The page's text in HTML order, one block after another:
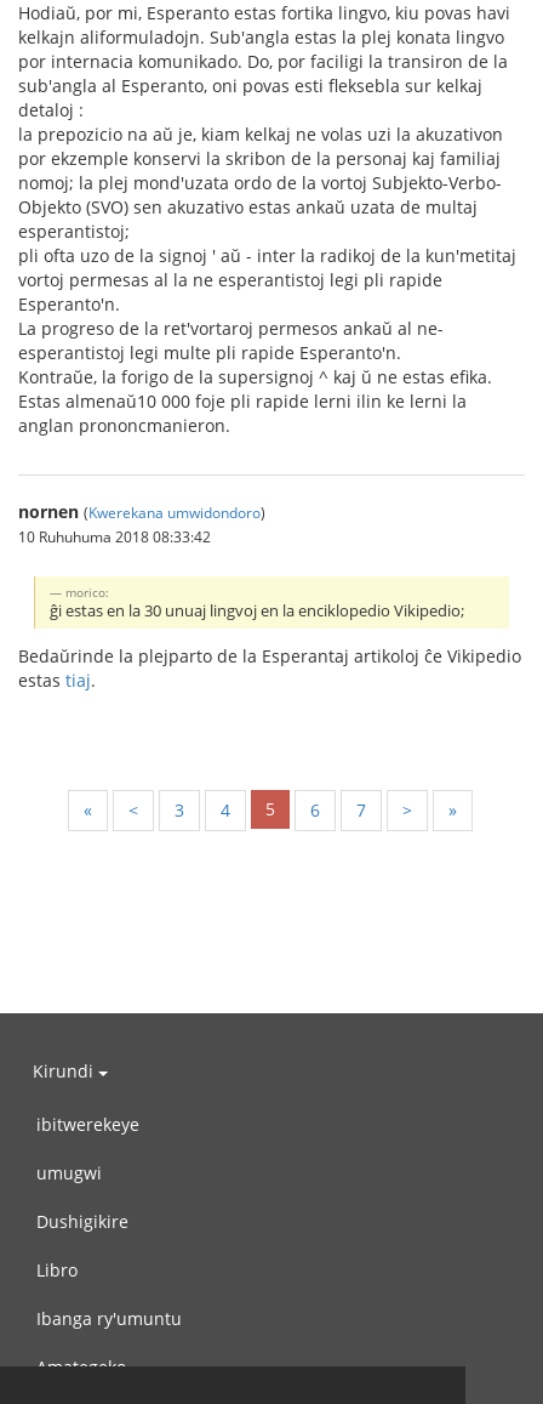
Hodiaŭ, por mi, Esperanto estas fortika lingvo, kiu povas havi
kelkajn aliformuladojn. Sub'angla estas la plej konata lingvo
por internacia komunikado. Do, por faciligi la transiron de la
sub'angla al Esperanto, oni povas esti fleksebla sur kelkaj
detaloj :
la prepozicio na aŭ je, kiam kelkaj ne volas uzi la akuzativon
por ekzemple konservi la skribon de la personaj kaj familiaj
nomoj; la plej mond'uzata ordo de la vortoj Subjekto-Verbo-
Objekto (SVO) sen akuzativo estas ankaŭ uzata de multaj
esperantistoj;
pli ofta uzo de la signoj ' aŭ - inter la radikoj de la kun'metitaj
vortoj permesas al la ne esperantistoj legi pli rapide
Esperanto'n.
La progreso de la ret'vortaroj permesos ankaŭ al ne-
esperantistoj legi multe pli rapide Esperanto'n.
Kontraŭe, la forigo de la supersignoj ^ kaj ŭ ne estas efika.
Estas almenaŭ10 000 foje pli rapide lerni ilin ke lerni la
anglan prononcmanieron.
nornen (Kwerekana umwidondoro)
10 Ruhuhuma 2018 08:33:42
morico:
ĝi estas en la 30 unuaj lingvoj en la enciklopedio Vikipedio;
Bedaŭrinde la plejparto de la Esperantaj artikoloj ĉe Vikipedio
estas tiaj.
« < 3 4 5 6 7 > »
Kirundi
ibitwerekeye
umugwi
Dushigikire
Libro
Ibanga ry'umuntu
Amategeko